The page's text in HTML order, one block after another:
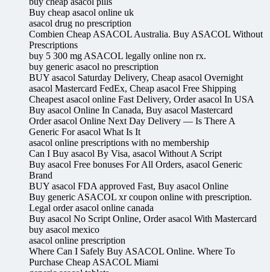
Buy cheap asacol online uk
asacol drug no prescription
Combien Cheap ASACOL Australia. Buy ASACOL Without
Prescriptions
buy 5 300 mg ASACOL legally online non rx.
buy generic asacol no prescription
BUY asacol Saturday Delivery, Cheap asacol Overnight
asacol Mastercard FedEx, Cheap asacol Free Shipping
Cheapest asacol online Fast Delivery, Order asacol In USA
Buy asacol Online In Canada, Buy asacol Mastercard
Order asacol Online Next Day Delivery — Is There A
Generic For asacol What Is It
asacol online prescriptions with no membership
Can I Buy asacol By Visa, asacol Without A Script
Buy asacol Free bonuses For All Orders, asacol Generic
Brand
BUY asacol FDA approved Fast, Buy asacol Online
Buy generic ASACOL xr coupon online with prescription.
Legal order asacol online canada
Buy asacol No Script Online, Order asacol With Mastercard
buy asacol mexico
asacol online prescription
Where Can I Safely Buy ASACOL Online. Where To
Purchase Cheap ASACOL Miami